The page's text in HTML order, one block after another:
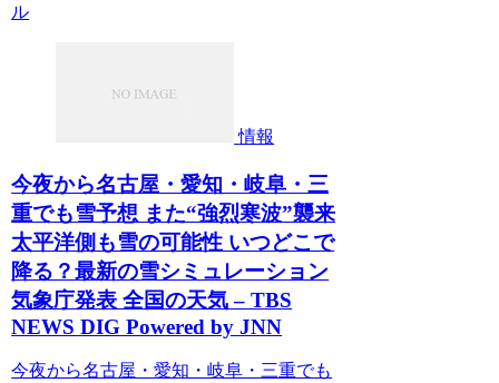
ル
情報
今夜から名古屋・愛知・岐阜・三
重でも雪予想 また“強烈寒波”襲来
太平洋側も雪の可能性 いつどこで
降る？最新の雪シミュレーション
気象庁発表 全国の天気 – TBS
NEWS DIG Powered by JNN
今夜から名古屋・愛知・岐阜・三重でも